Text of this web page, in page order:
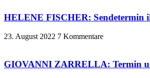
HELENE FISCHER: Sendetermin
23. August 2022 7 Kommentare
GIOVANNI ZARRELLA: Termin